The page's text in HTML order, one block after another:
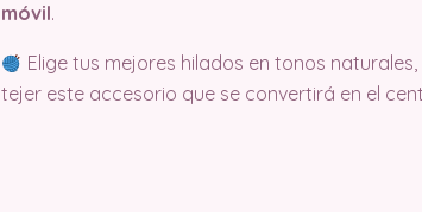
móvil.
Elige tus mejores hilados en tonos
tejer este accesorio que se convertirá en el